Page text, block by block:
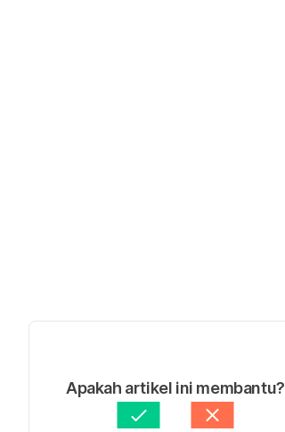
Apakah artikel ini membantu?